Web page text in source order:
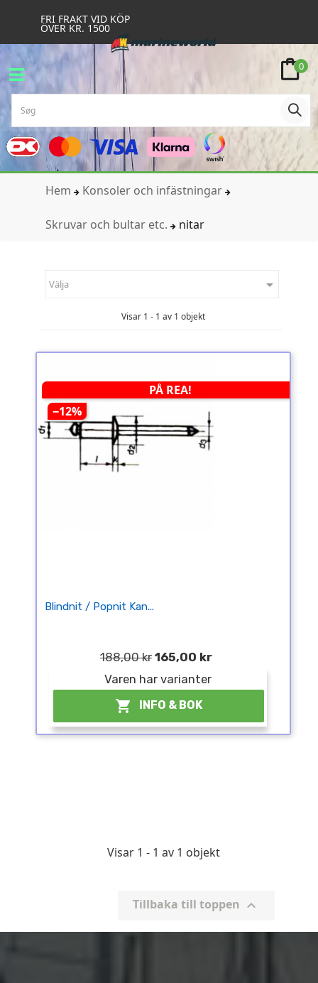
FRI FRAKT VID KÖP
ÖVER KR. 1500
0
Hem Konsoler och infästningar
Skruvar och bultar etc. nitar
Välja 
Visar 1 - 1 av 1 objekt
PÅ REA!
−12%
Blindnit / Popnit Kan...
188,00 kr 165,00 kr
Varen har varianter
 INFO & BOK
Visar 1 - 1 av 1 objekt
Tillbaka till toppen 